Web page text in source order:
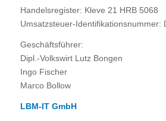
Handelsregister: Kleve 21 HRB 5068
Umsatzsteuer-Identifikationsnummer:
Geschäftsführer:
Dipl.-Volkswirt Lutz Bongen
Ingo Fischer
Marco Bollow
LBM-IT GmbH